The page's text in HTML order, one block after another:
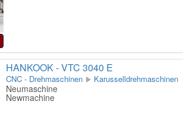
HANKOOK - VTC 3040 E
CNC - Drehmaschinen Karusselldrehmaschinen
Neumaschine
Newmachine